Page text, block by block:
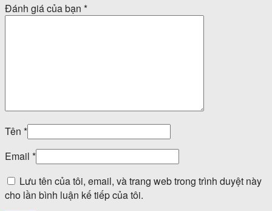
Đánh giá của bạn *
Tên *
Email *
Lưu tên của tôi, email, và trang web trong trình duyệt này
cho lần bình luận kế tiếp của tôi.